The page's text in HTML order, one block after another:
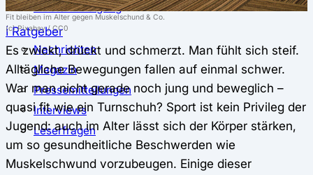
Musterkündigung
ℹ Ratgeber
Nachrichten
Magazin
Pressemitteilungen
Interviews
Leserfragen
Fit bleiben im Alter gegen Muskelschund & Co.
(c) Pixabay / CC0
Es zwickt, drückt und schmerzt. Man fühlt sich steif.
Alltägliche Bewegungen fallen auf einmal schwer.
War man nicht gerade noch jung und beweglich –
quasi fit wie ein Turnschuh? Sport ist kein Privileg der
Jugend: auch im Alter lässt sich der Körper stärken,
um so gesundheitliche Beschwerden wie
Muskelschwund vorzubeugen. Einige dieser